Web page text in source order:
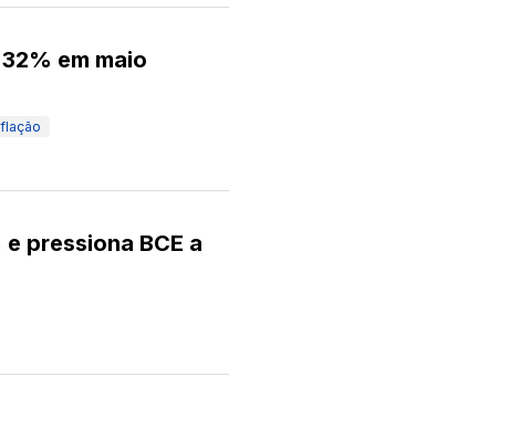
em maio
pressiona BCE a